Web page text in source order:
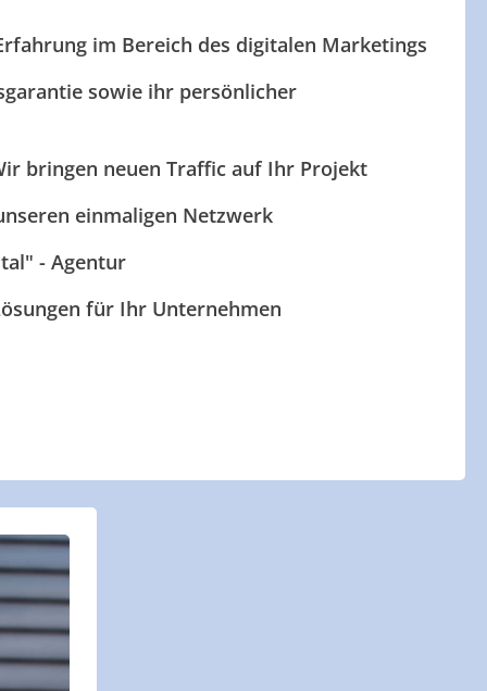
im Bereich des digitalen Marketings
sowie ihr persönlicher
bringen neuen Traffic auf Ihr Projekt
einmaligen Netzwerk
- Agentur
für Ihr Unternehmen